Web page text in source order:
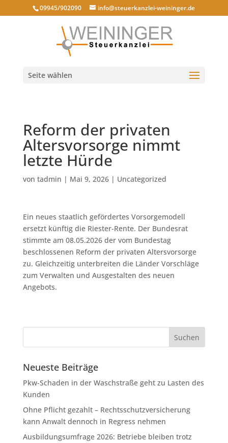
09945/902090 info@steuerkanzlei-weininger.de
Seite wählen
Reform der privaten
Altersvorsorge nimmt
letzte Hürde
von tadmin | Mai 9, 2026| Uncategorized
Ein neues staatlich gefördertes Vorsorgemodell
ersetzt künftig die Riester-Rente. Der Bundesrat
stimmte am 08.05.2026 der vom Bundestag
beschlossenen Reform der privaten Altersvorsorge
zu. Gleichzeitig unterbreiten die Länder Vorschläge
zum Verwalten und Ausgestalten des neuen
Angebots.
Neueste Beiträge
Pkw-Schaden in der Waschstraße geht zu Lasten des
Kunden
Ohne Pflicht gezahlt – Rechtsschutzversicherung
kann Anwalt dennoch in Regress nehmen
Ausbildungsumfrage 2026: Betriebe bleiben trotz